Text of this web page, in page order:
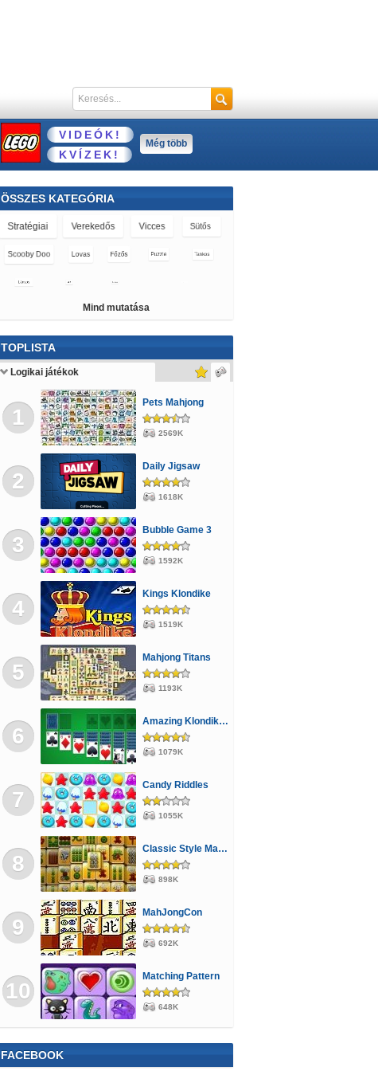
VIDEÓK!
KVÍZEK!
Még több
ÖSSZES KATEGÓRIA
Stratégiai Verekedős Vicces Sütős
Scooby Doo Lovas Főzős Puzzle Tankos
Lányos 3D Farmos
Rendőrös Autós
Buszos Ben 10 Barbie
Mind mutatása
TOPLISTA
Logikai játékok
1
Pets Mahjong
2569K
2
Daily Jigsaw
1618K
3
Bubble Game 3
1592K
4
Kings Klondike
1519K
5
Mahjong Titans
1193K
6
Amazing Klondike Solitaire
1079K
7
Candy Riddles
1055K
8
Classic Style Mahjong
898K
9
MahJongCon
692K
10
Matching Pattern
648K
FACEBOOK